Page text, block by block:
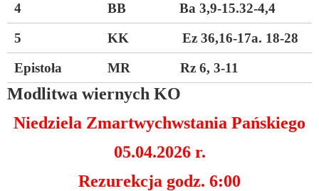
4
BB Ba 3,9-15.32-4,4
5
KK Ez 36,16-17a. 18-28
Epistoła
MR Rz 6, 3-11
Modlitwa wiernych KO
Niedziela Zmartwychwstania Pańskiego
05.04.2026 r.
Rezurekcja godz. 6:00